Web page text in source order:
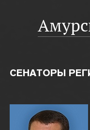
СЕНАТОРЫ